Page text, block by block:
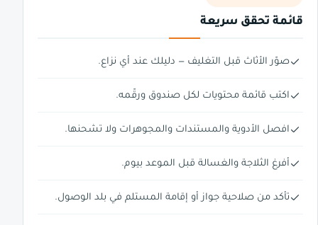
قائمة تحقق سريعة
صوّر الأثاث قبل التغليف — دليلك عند أي نزاع.
اكتب قائمة محتويات لكل صندوق ورقّمه.
افصل الأدوية والمستندات والمجوهرات ولا تشحنها.
أفرغ الثلاجة والغسالة قبل الموعد بيوم.
تأكد من صلاحية جواز أو إقامة المستلم في بلد الوصول.